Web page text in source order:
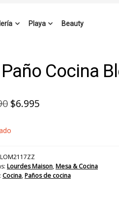
Playa Beauty
Cocina
El
original
$13.990.
$6.995El
$6.995.
Lourdes Maison,Mesa & Cocina
Cocina,Paños de cocina